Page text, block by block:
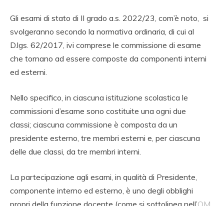
Gli esami di stato di II grado a.s. 2022/23, com’è noto, si
svolgeranno secondo la normativa ordinaria, di cui al
D.lgs. 62/2017, ivi comprese le commissione di esame
che tornano ad essere composte da componenti interni
ed esterni.
Nello specifico, in ciascuna istituzione scolastica le
commissioni d’esame sono costituite una ogni due
classi; ciascuna commissione è composta da un
presidente esterno, tre membri esterni e, per ciascuna
delle due classi, da tre membri interni.
La partecipazione agli esami, in qualità di Presidente,
componente interno ed esterno, è uno degli obblighi
propri della funzione docente (come si sottolinea nell’OM